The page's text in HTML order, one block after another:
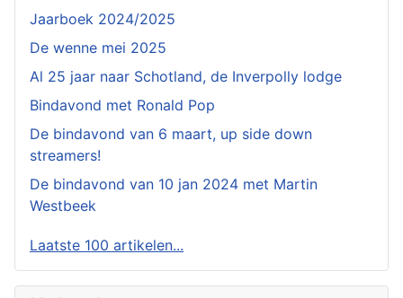
Jaarboek 2024/2025
De wenne mei 2025
Al 25 jaar naar Schotland, de Inverpolly lodge
Bindavond met Ronald Pop
De bindavond van 6 maart, up side down
streamers!
De bindavond van 10 jan 2024 met Martin
Westbeek
Laatste 100 artikelen...